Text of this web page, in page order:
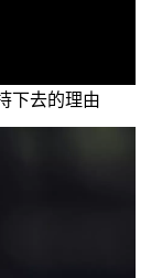
下去的理由